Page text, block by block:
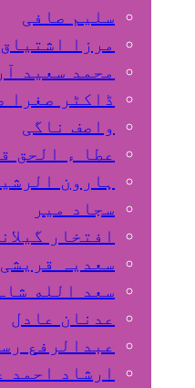
سلیم صافی
مرزا
محمد سعید
ڈاکٹر صغرا
واصف ناگی
عطا ء الحق
ہارون
سجاد میر
افتخار
سعدیہ قریشی
سعد الله شاہ
عدنان عادل
عبدالرفع
ارشاد احمد